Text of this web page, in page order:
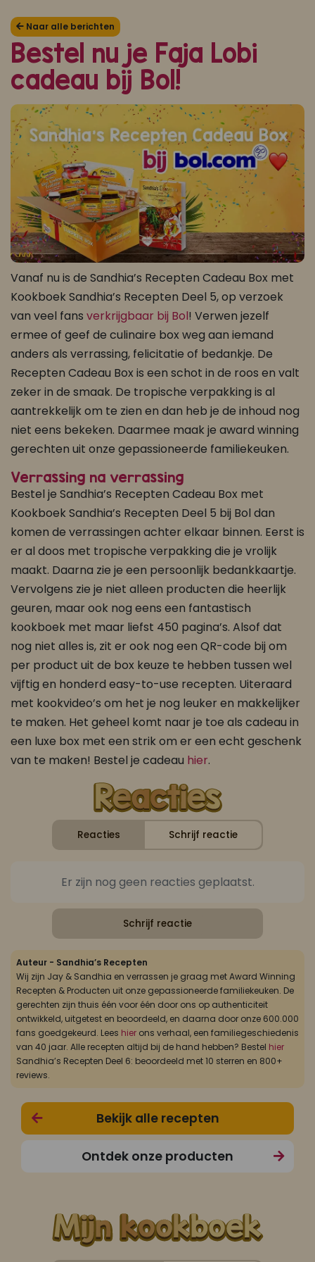
Koop ons bestseller kookboek
Of klik hier om je aan te melden voor Mijn Kookboek.
Naar alle berichten
Bestel nu je Faja Lobi
cadeau bij Bol!
Vanaf nu is de Sandhia’s Recepten Cadeau Box met
Kookboek Sandhia’s Recepten Deel 5, op verzoek
van veel fans verkrijgbaar bij Bol! Verwen jezelf
ermee of geef de culinaire box weg aan iemand
anders als verrassing, felicitatie of bedankje. De
Recepten Cadeau Box is een schot in de roos en valt
zeker in de smaak. De tropische verpakking is al
aantrekkelijk om te zien en dan heb je de inhoud nog
niet eens bekeken. Daarmee maak je award winning
gerechten uit onze gepassioneerde familiekeuken.
Verrassing na verrassing
Bestel je Sandhia’s Recepten Cadeau Box met
Kookboek Sandhia’s Recepten Deel 5 bij Bol dan
komen de verrassingen achter elkaar binnen. Eerst is
er al doos met tropische verpakking die je vrolijk
maakt. Daarna zie je een persoonlijk bedankkaartje.
Vervolgens zie je niet alleen producten die heerlijk
geuren, maar ook nog eens een fantastisch
kookboek met maar liefst 450 pagina’s. Alsof dat
nog niet alles is, zit er ook nog een QR-code bij om
per product uit de box keuze te hebben tussen wel
vijftig en honderd easy-to-use recepten. Uiteraard
met kookvideo’s om het je nog leuker en makkelijker
te maken. Het geheel komt naar je toe als cadeau in
een luxe box met een strik om er een echt geschenk
van te maken! Bestel je cadeau hier.
Reacties Schrijf reactie
Er zijn nog geen reacties geplaatst.
Schrijf reactie
Auteur - Sandhia’s Recepten
Wij zijn Jay & Sandhia en verrassen je graag met Award Winning
Recepten & Producten uit onze gepassioneerde familiekeuken. De
gerechten zijn thuis één voor één door ons op authenticiteit
ontwikkeld, uitgetest en beoordeeld, en daarna door onze 600.000
fans goedgekeurd. Lees hier ons verhaal, een familiegeschiedenis
van 40 jaar. Alle recepten altijd bij de hand hebben? Bestel hier
Sandhia’s Recepten Deel 6: beoordeeld met 10 sterren en 800+
reviews.
Bekijk alle recepten
Ontdek onze producten